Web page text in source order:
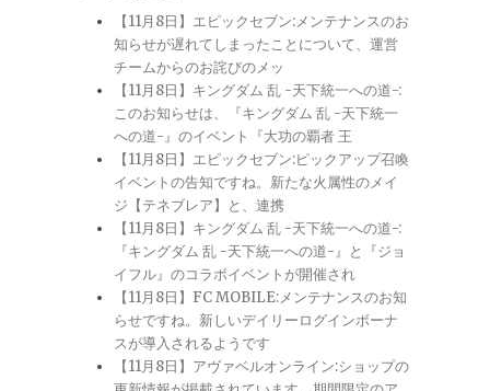
【11月8日】エピックセブン:メンテナンスのお
知らせが遅れてしまったことについて、運営
チームからのお詫びのメッ
【11月8日】キングダム 乱 -天下統一への道-:
このお知らせは、『キングダム 乱 -天下統一
への道-』のイベント『大功の覇者 王
【11月8日】エピックセブン:ピックアップ召喚
イベントの告知ですね。新たな火属性のメイ
ジ【テネブレア】と、連携
【11月8日】キングダム 乱 -天下統一への道-:
『キングダム 乱 -天下統一への道-』と『ジョ
イフル』のコラボイベントが開催され
【11月8日】FC MOBILE:メンテナンスのお知
らせですね。新しいデイリーログインボーナ
スが導入されるようです
【11月8日】アヴァベルオンライン:ショップの